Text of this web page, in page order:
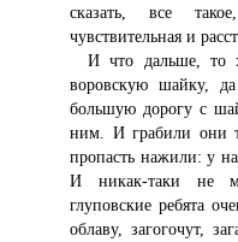
сказать, все
чувствительная и
И что дальше, то
воровскую шайку,
большую дорогу с
ним. И грабили они
пропасть нажили: у
И никак-таки не
глуповские ребята
облаву, загогочут,